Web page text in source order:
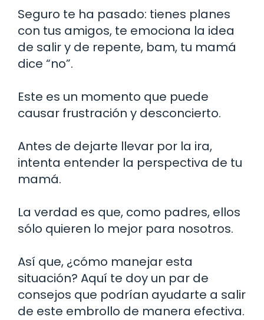
Seguro te ha pasado: tienes planes
con tus amigos, te emociona la idea
de salir y de repente, bam, tu mamá
dice “no”.
Este es un momento que puede
causar frustración y desconcierto.
Antes de dejarte llevar por la ira,
intenta entender la perspectiva de tu
mamá.
La verdad es que, como padres, ellos
sólo quieren lo mejor para nosotros.
Así que, ¿cómo manejar esta
situación? Aquí te doy un par de
consejos que podrían ayudarte a salir
de este embrollo de manera efectiva.